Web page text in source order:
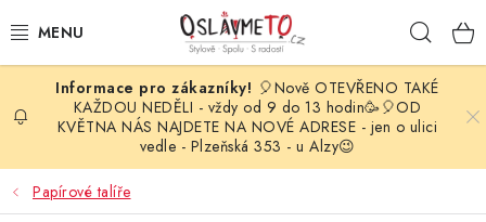
na
OSLAVA NAROZENIN
STYLOVÁ PARTY
DEKORACE A VÝZDOBA
🎈Nově OTEVŘENO TAKÉ
KAŽDOU NEDĚLI - vždy od 9 do 13 hodin🥳🎈OD
KVĚTNA NÁS NAJDETE NA NOVÉ ADRESE - jen o ulici
vedle - Plzeňská 353 - u Alzy😉
Papírové talíře